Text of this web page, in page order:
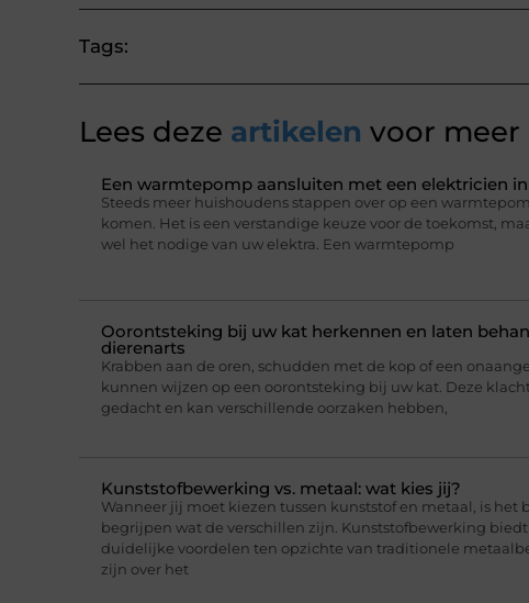
Tags:
Lees deze artikelen voor
Een warmtepomp aansluiten met een elektricien
Steeds meer huishoudens stappen over op een
komen. Het is een verstandige keuze voor de toekomst,
wel het nodige van uw elektra. Een warmtepomp
Oorontsteking bij uw kat herkennen en laten
dierenarts
Krabben aan de oren, schudden met de kop of een
kunnen wijzen op een oorontsteking bij uw kat. Deze
gedacht en kan verschillende oorzaken hebben,
Kunststofbewerking vs. metaal: wat kies jij?
Wanneer jij moet kiezen tussen kunststof en metaal, is het
begrijpen wat de verschillen zijn. Kunststofbewerking
duidelijke voordelen ten opzichte van traditionele
zijn over het